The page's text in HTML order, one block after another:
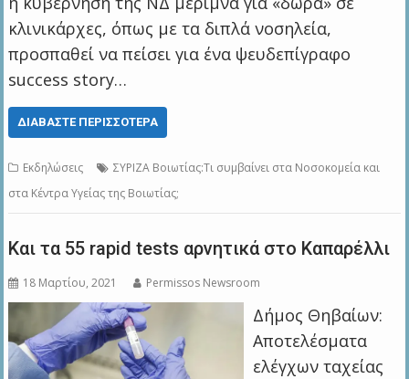
κλινικάρχες, όπως με τα διπλά νοσηλεία,
προσπαθεί να πείσει για ένα ψευδεπίγραφο
success story…
ΔΙΑΒΆΣΤΕ ΠΕΡΙΣΣΌΤΕΡΑ
Εκδηλώσεις
ΣΥΡΙΖΑ Βοιωτίας:Τι συμβαίνει στα Νοσοκομεία και
στα Κέντρα Υγείας της Βοιωτίας;
Και τα 55 rapid tests αρνητικά στο Καπαρέλλι
18 Μαρτίου, 2021 Permissos Newsroom
Δήμος Θηβαίων:
Αποτελέσματα
ελέγχων ταχείας